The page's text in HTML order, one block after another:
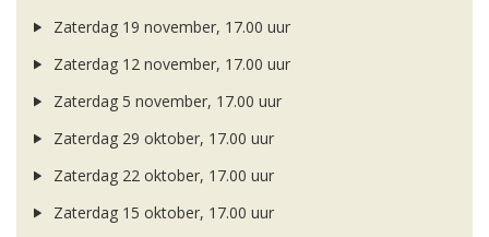
Zaterdag 19 november, 17.00 uur
Zaterdag 12 november, 17.00 uur
Zaterdag 5 november, 17.00 uur
Zaterdag 29 oktober, 17.00 uur
Zaterdag 22 oktober, 17.00 uur
Zaterdag 15 oktober, 17.00 uur